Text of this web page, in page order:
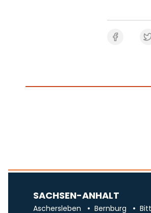
SACHSEN-ANHALT
Aschersleben Bernburg